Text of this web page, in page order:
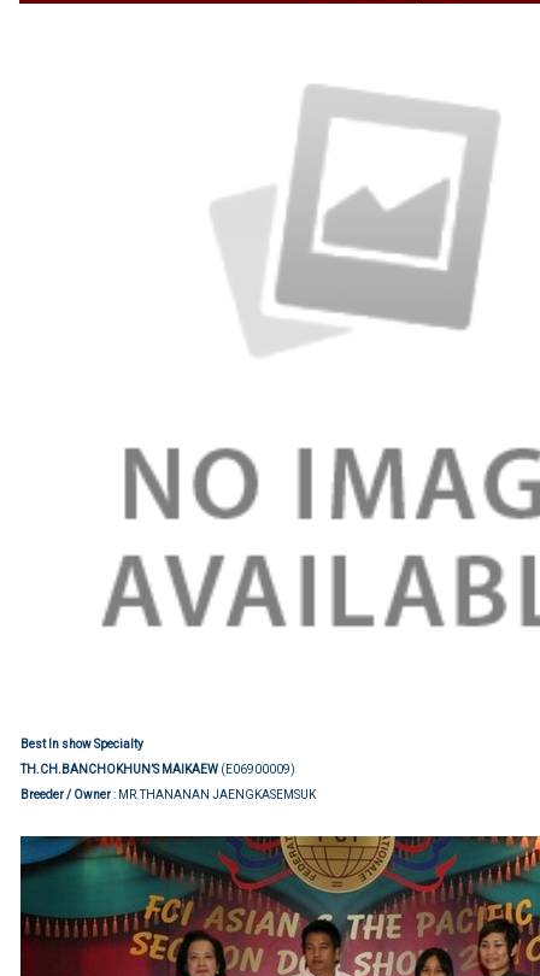
Best In show Specialty
TH.CH.BANCHOKHUN’S MAIKAEW (E06900009)
Breeder / Owner: MR.THANANAN JAENGKASEMSUK